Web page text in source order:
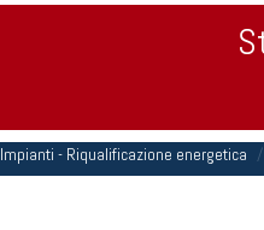
Impianti - Riqualificazione energetica